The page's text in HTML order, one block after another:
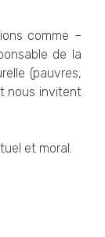
comme –
de la
(pauvres,
nous invitent
et moral.